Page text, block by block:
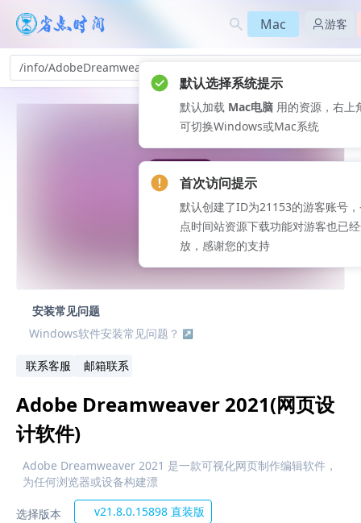
Mac 游客
/info/AdobeDreamweaver2021-ad_436
安装常见问题
Windows软件安装常见问题？
联系客服 邮箱联系
Adobe Dreamweaver 2021(网页设
计软件)
Adobe Dreamweaver 2021 是一款可视化网页制作编辑软件，
为任何浏览器或设备构建漂
选择版本
v21.8.0.15898 直装版
默认选择系统提示
默认加载 Mac电脑 用的资源，右上
可切换Windows或Mac系统
首次访问提示
默认创建了ID为21153的游客账号
点时间站资源下载功能对游客也已
放，感谢您的支持